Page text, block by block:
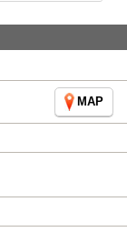
MAP